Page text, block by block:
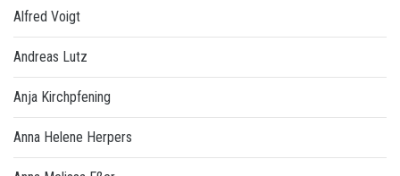
Alfred Voigt
Andreas Lutz
Anja Kirchpfening
Anna Helene Herpers